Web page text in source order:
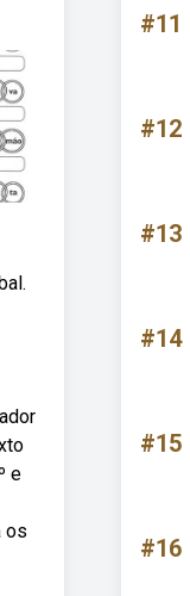
e
os
#11
#12
#13
#14
#15
#16